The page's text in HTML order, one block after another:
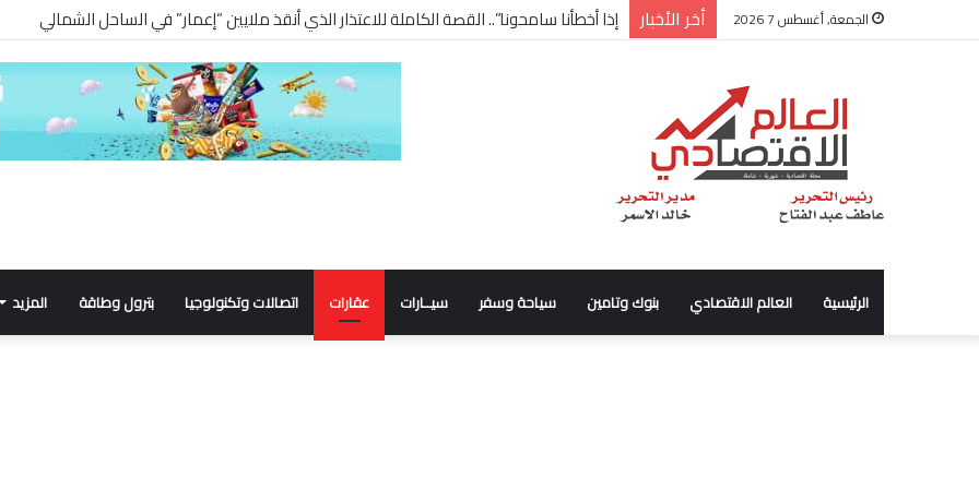
الجمعة, أغسطس 7 2026 أخر الأخبار شركة “Scope Developments” تعلن تولي أحمد كمال عيسى منصب الرئيس التنفيذي للقطاع التجاري
الرئيسية العالم الاقتصادي بنوك وتامين سياحة وسفر سيــارات عقارات اتصالات وتكنولوجيا بترول وطاقة المزيد